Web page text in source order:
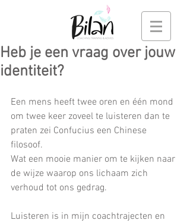
Heb je een vraag over jouw
identiteit?
Een mens heeft twee oren en één mond
om twee keer zoveel te luisteren dan te
praten zei Confucius een Chinese
filosoof.
Wat een mooie manier om te kijken naar
de wijze waarop ons lichaam zich
verhoud tot ons gedrag.
Luisteren is in mijn coachtrajecten en